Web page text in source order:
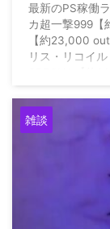
されてるか
最新のPS稼働
カ超一撃999
【約23,000
リス・リコイ
SPECIAL【約
14,000 out】…
雑談